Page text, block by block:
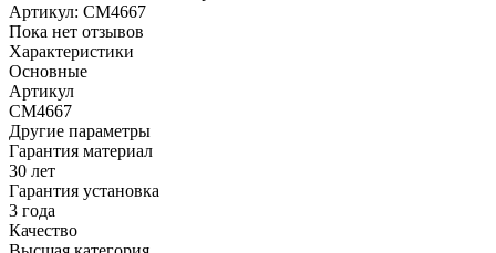
Артикул: CM4667
Пока нет отзывов
Характеристики
Основные
Артикул
CM4667
Другие параметры
Гарантия материал
30 лет
Гарантия установка
3 года
Качество